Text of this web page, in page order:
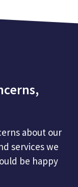
about our
services we
be happy